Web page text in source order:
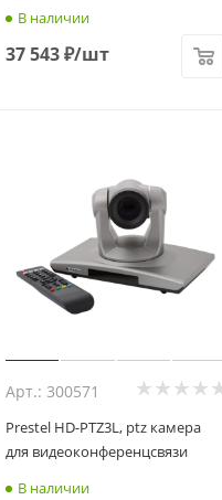
В наличии
37 543₽/шт
Арт.: 300571
Prestel HD-PTZ3L, ptz камера
для видеоконференцсвязи
В наличии